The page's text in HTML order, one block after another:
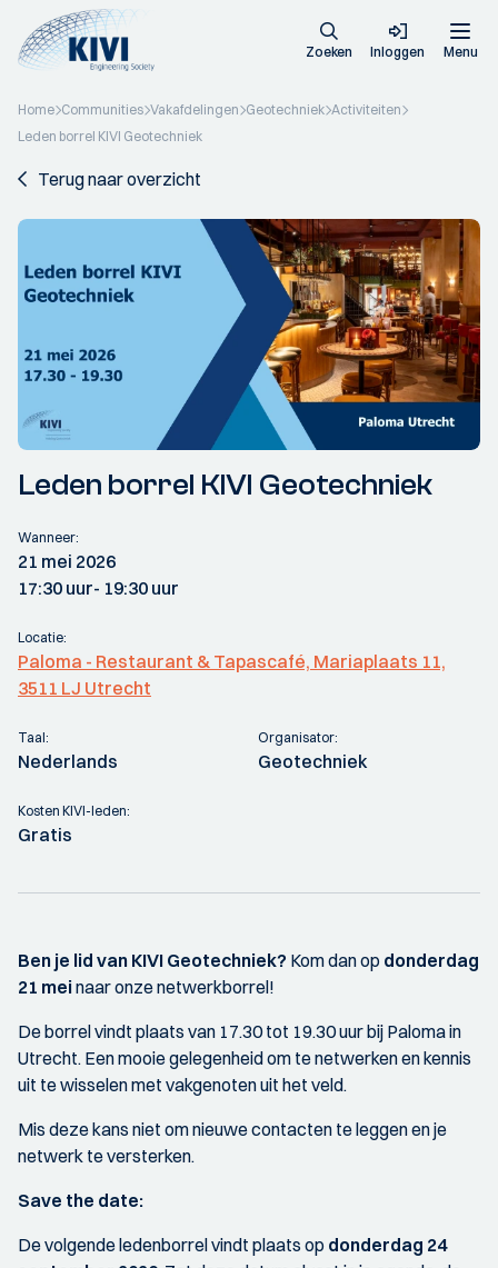
Zoeken Inloggen Menu
Home Communities Vakafdelingen Geotechniek Activiteiten
Leden borrel KIVI Geotechniek
Terug naar overzicht
Leden borrel KIVI Geotechniek
Wanneer:
21 mei 2026
17:30 uur- 19:30 uur
Locatie:
Paloma - Restaurant & Tapascafé, Mariaplaats 11,
3511 LJ Utrecht
Taal:
Nederlands
Organisator:
Geotechniek
Kosten KIVI-leden:
Gratis
Ben je lid van KIVI Geotechniek? Kom dan op donderdag
21 meinaar onze netwerkborrel!
De borrel vindt plaats van 17.30 tot 19.30 uur bij Paloma in
Utrecht. Een mooie gelegenheid om te netwerken en kennis
uit te wisselen met vakgenoten uit het veld.
Mis deze kans niet om nieuwe contacten te leggen en je
netwerk te versterken.
Save the date:
De volgende ledenborrel vindt plaats op donderdag 24